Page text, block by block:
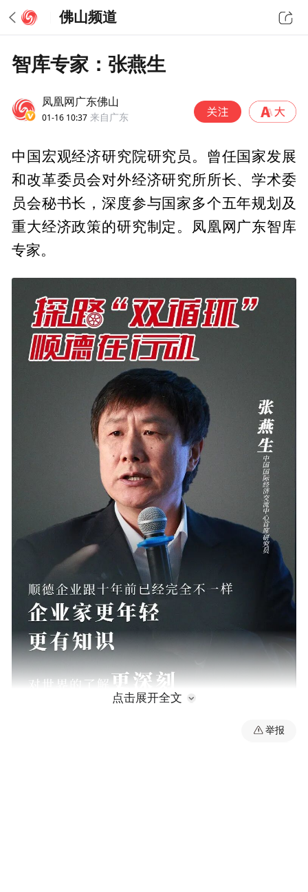
佛山频道
智库专家：张燕生
凤凰网广东佛山
01-16 10:37 来自广东
中国宏观经济研究院研究员。曾任国家发展
和改革委员会对外经济研究所所长、学术委
员会秘书长，深度参与国家多个五年规划及
重大经济政策的研究制定。凤凰网广东智库
专家。
点击展开全文
举报